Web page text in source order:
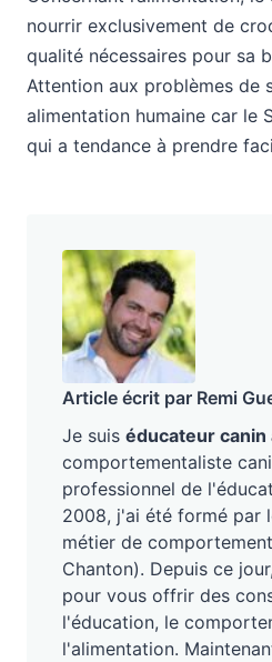
nourrir exclusivement de
qualité nécessaires pour sa
Attention aux problèmes de
alimentation humaine car le
qui a tendance à prendre
Article écrit par Remi
Je suis éducateur canin
comportementaliste
professionnel de
2008, j'ai été formé par
métier de
Chanton). Depuis ce
pour vous offrir des
l'éducation, le
l'alimentation.